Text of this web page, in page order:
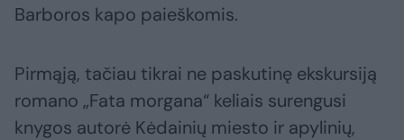
Barboros kapo paieškomis.
Pirmąją, tačiau tikrai ne paskutinę ekskursiją
romano „Fata morgana“ keliais surengusi
knygos autorė Kėdainių miesto ir apylinių,